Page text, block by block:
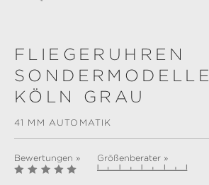
FLIEGERUHREN
SONDERMODELLE
KÖLN GRAU
41 MM AUTOMATIK
Bewertungen » Größenberater »